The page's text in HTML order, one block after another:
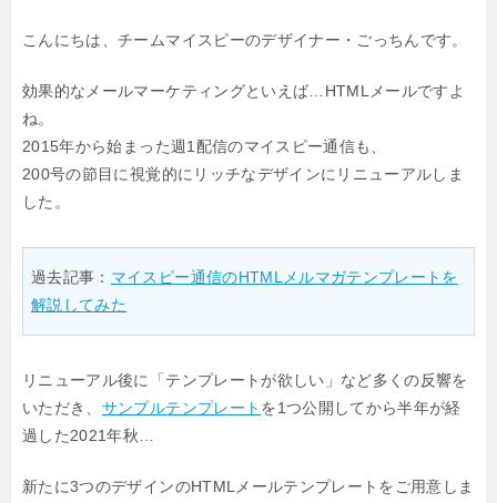
こんにちは、チームマイスピーのデザイナー・ごっちんです。
効果的なメールマーケティングといえば…HTMLメールですよ
ね。
2015年から始まった週1配信のマイスピー通信も、
200号の節目に視覚的にリッチなデザインにリニューアルしま
した。
過去記事： マイスピー通信のHTMLメルマガテンプレートを
解説してみた
リニューアル後に「テンプレートが欲しい」など多くの反響を
いただき、 サンプルテンプレート を1つ公開してから半年が経
過した2021年秋…
新たに3つのデザインのHTMLメールテンプレートをご用意しま